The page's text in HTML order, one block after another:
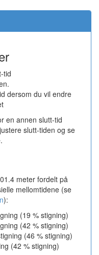
tid
dersom du vil endre
en annen slutt-tid
slutt-tiden og se
meter fordelt på
mellomtidene (se
):
(19 % stigning)
(42 % stigning)
(46 % stigning)
(42 % stigning)